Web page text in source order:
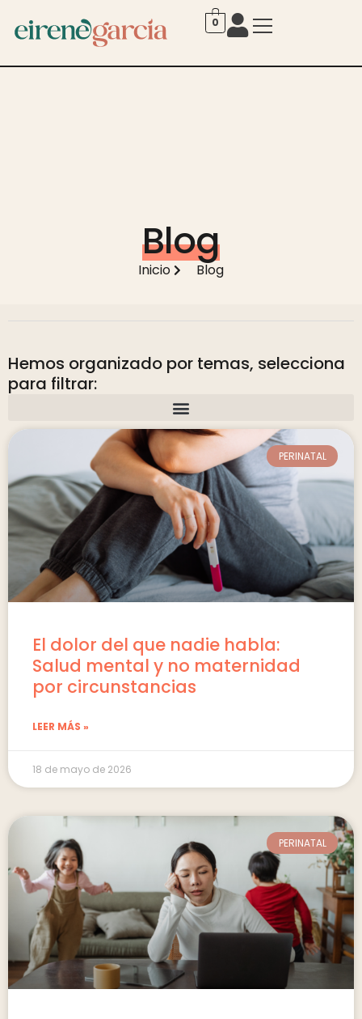
0
Blog
Inicio Blog
Hemos organizado por temas, selecciona
para filtrar:
PERINATAL
El dolor del que nadie habla:
Salud mental y no maternidad
por circunstancias
LEER MÁS »
18 de mayo de 2026
PERINATAL